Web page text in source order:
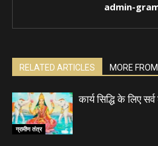
admin-
RELATED ARTICLES MORE
ग्रामीण तंत्र
कार्य सिद्धि के लिए